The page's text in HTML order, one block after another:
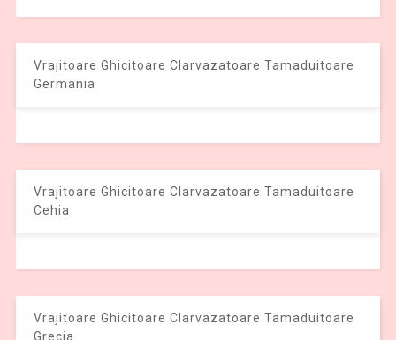
Vrajitoare Ghicitoare Clarvazatoare Tamaduitoare
Germania
Vrajitoare Ghicitoare Clarvazatoare Tamaduitoare
Cehia
Vrajitoare Ghicitoare Clarvazatoare Tamaduitoare
Grecia